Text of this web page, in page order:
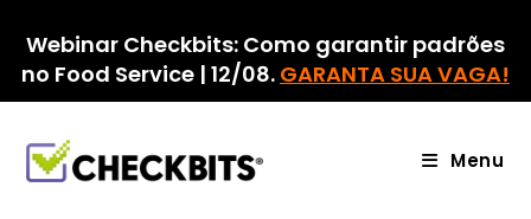
para
conteúdo
Webinar Checkbits: Como garantir padrões
no Food Service | 12/08. GARANTA SUA VAGA!
Menu